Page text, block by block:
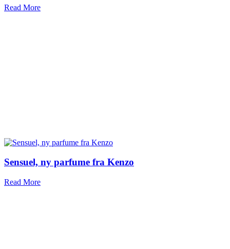
Read More
Sensuel, ny parfume fra Kenzo
Read More